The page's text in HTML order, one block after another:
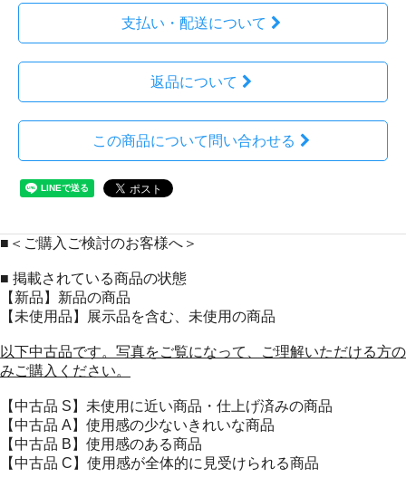
支払い・配送について
返品について
この商品について問い合わせる
■＜ご購入ご検討のお客様へ＞
■ 掲載されている商品の状態
【新品】新品の商品
【未使用品】展示品を含む、未使用の商品
以下中古品です。写真をご覧になって、ご理解いただける方の
みご購入ください。
【中古品 S】未使用に近い商品・仕上げ済みの商品
【中古品 A】使用感の少ないきれいな商品
【中古品 B】使用感のある商品
【中古品 C】使用感が全体的に見受けられる商品